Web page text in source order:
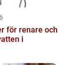
för renare och
i